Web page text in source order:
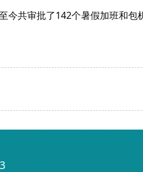
今共审批了142个暑假加班和